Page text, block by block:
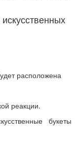
расположена
реакции.
букеты